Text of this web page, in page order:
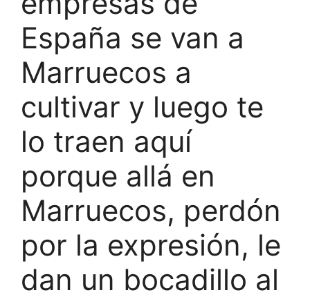
España se van a
Marruecos a
cultivar y luego te
lo traen aquí
porque allá en
Marruecos, perdón
por la expresión, le
dan un bocadillo al